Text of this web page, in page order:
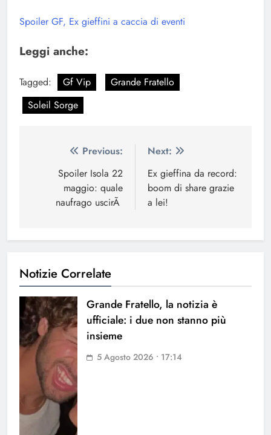
Spoiler GF, Ex gieffini a caccia di eventi
Leggi anche:
Tagged: Gf Vip
Grande Fratello
Soleil Sorge
Navigazione
articoli
Previous:
Spoiler Isola 22
maggio: quale
naufrago uscirÃ
Next:
Ex gieffina da record:
boom di share grazie
a lei!
Notizie Correlate
Grande Fratello, la notizia è
ufficiale: i due non stanno più
insieme
5 Agosto 2026 • 17:14